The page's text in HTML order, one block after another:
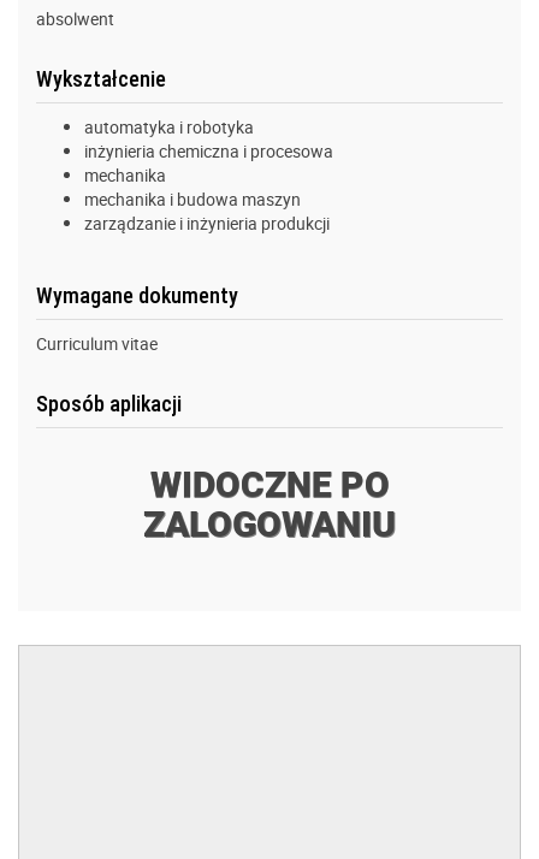
absolwent
Wykształcenie
automatyka i robotyka
inżynieria chemiczna i procesowa
mechanika
mechanika i budowa maszyn
zarządzanie i inżynieria produkcji
Wymagane dokumenty
Curriculum vitae
Sposób aplikacji
WIDOCZNE PO
ZALOGOWANIU